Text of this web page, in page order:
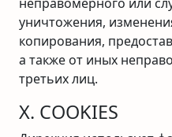
уничтожения,
копирования,
а также от иных
третьих лиц.
X. COOKIES